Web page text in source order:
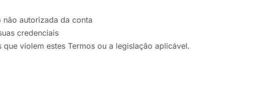
autorizada da conta
credenciais
violem estes Termos ou a legislação aplicável.